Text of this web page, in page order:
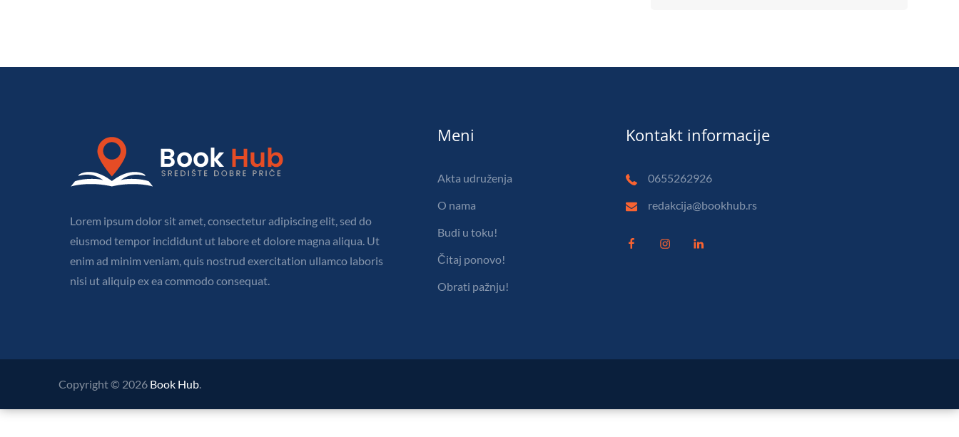
Lorem ipsum dolor sit amet, consectetur adipiscing elit, sed do
eiusmod tempor incididunt ut labore et dolore magna aliqua. Ut
enim ad minim veniam, quis nostrud exercitation ullamco laboris
nisi ut aliquip ex ea commodo consequat.
Meni
Akta udruženja
O nama
Budi u toku!
Čitaj ponovo!
Obrati pažnju!
Kontakt informacije
0655262926
redakcija@bookhub.rs
Copyright © 2026 Book Hub.